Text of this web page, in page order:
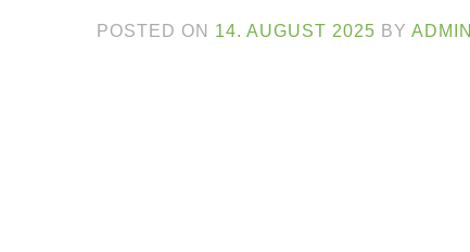
POSTED ON 14. AUGUST 2025 BYADMIN